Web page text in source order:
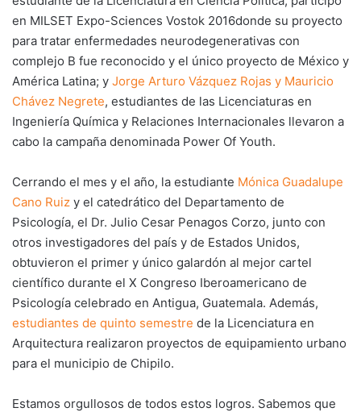
en MILSET Expo-Sciences Vostok 2016donde su proyecto
para tratar enfermedades neurodegenerativas con
complejo B fue reconocido y el único proyecto de México y
América Latina; y Jorge Arturo Vázquez Rojas y Mauricio
Chávez Negrete, estudiantes de las Licenciaturas en
Ingeniería Química y Relaciones Internacionales llevaron a
cabo la campaña denominada Power Of Youth.
Cerrando el mes y el año, la estudiante Mónica Guadalupe
Cano Ruiz y el catedrático del Departamento de
Psicología, el Dr. Julio Cesar Penagos Corzo, junto con
otros investigadores del país y de Estados Unidos,
obtuvieron el primer y único galardón al mejor cartel
científico durante el X Congreso Iberoamericano de
Psicología celebrado en Antigua, Guatemala. Además,
estudiantes de quinto semestre de la Licenciatura en
Arquitectura realizaron proyectos de equipamiento urbano
para el municipio de Chipilo.
Estamos orgullosos de todos estos logros. Sabemos que